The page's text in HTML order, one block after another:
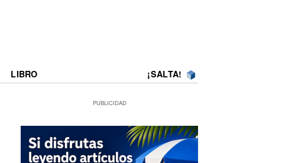
LIBRO ¡SALTA!
PUBLICIDAD